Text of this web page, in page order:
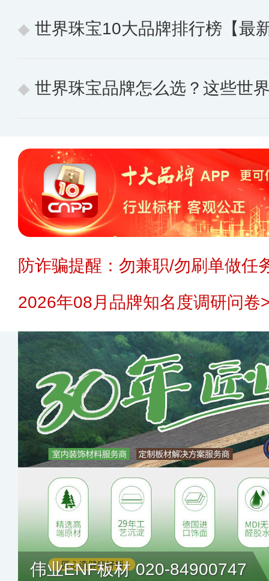
世界珠宝10大品牌排行榜【最
世界珠宝品牌怎么选？这些世界珠
防诈骗提醒：勿兼职/勿刷单做任
2026年08月品牌知名度调研问卷
伟业ENF板材 020-84900747